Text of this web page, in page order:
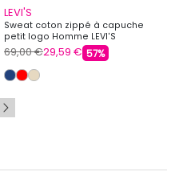
LEVI'S
Sweat coton zippé à capuche
petit logo Homme LEVI'S
69,00 €29,59 € 57%